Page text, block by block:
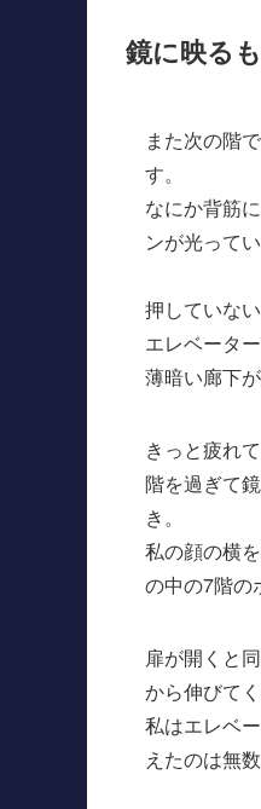
鏡に映る
また次の階
す。
なにか背筋
ンが光って
押していな
エレベータ
薄暗い廊下
きっと疲れ
階を過ぎて
き。
私の顔の横
の中の7階の
扉が開くと
から伸びて
私はエレベ
えたのは無